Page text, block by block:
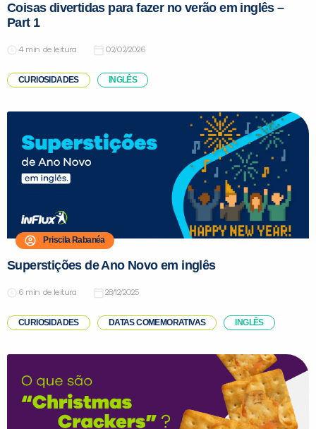
Coisas divertidas para fazer no verão em inglês –
Part 1
de leitura 02/02/2026
CURIOSIDADES INGLÊS
Priscila Rabanéa
Superstições de Ano Novo em inglês
de leitura 28/12/2025
CURIOSIDADES DATAS COMEMORATIVAS INGLÊS